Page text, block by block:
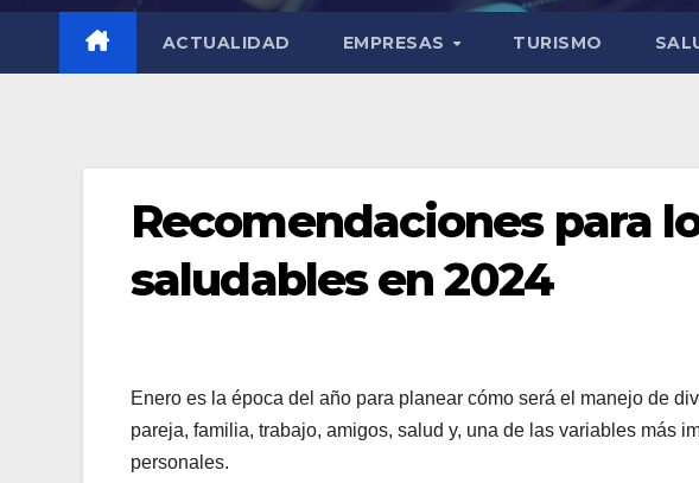
ACTUALIDAD EMPRESAS TURISMO
Recomendaciones para
saludables en 2024
Enero es la época del año para planear cómo será el manejo de
pareja, familia, trabajo, amigos, salud y, una de las variables más
personales.